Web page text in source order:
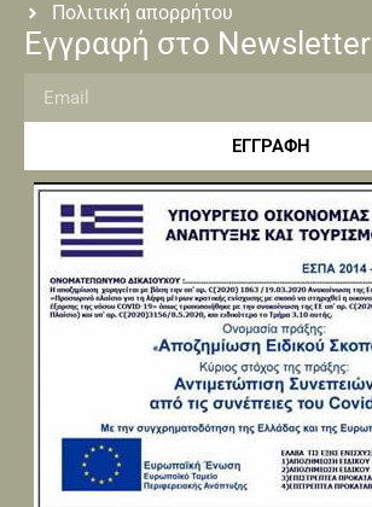
Πολιτική απορρήτου
Εγγραφή στο Newsletter
ΕΓΓΡΑΦΗ